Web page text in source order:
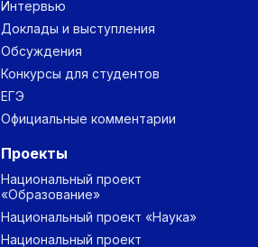
Интервью
Доклады и выступления
Обсуждения
Конкурсы для студентов
ЕГЭ
Официальные комментарии
Проекты
Национальный проект
«Образование»
Национальный проект «Наука»
Национальный проект